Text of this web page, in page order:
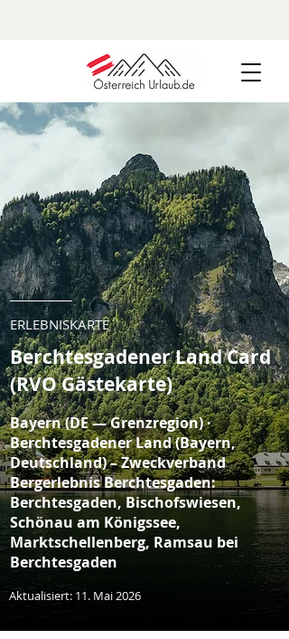
ERLEBNISKARTE
Berchtesgadener Land Card
(RVO Gästekarte)
Bayern (DE — Grenzregion) ·
Berchtesgadener Land (Bayern,
Deutschland) – Zweckverband
Bergerlebnis Berchtesgaden:
Berchtesgaden, Bischofswiesen,
Schönau am Königssee,
Marktschellenberg, Ramsau bei
Berchtesgaden
Aktualisiert: 11. Mai 2026